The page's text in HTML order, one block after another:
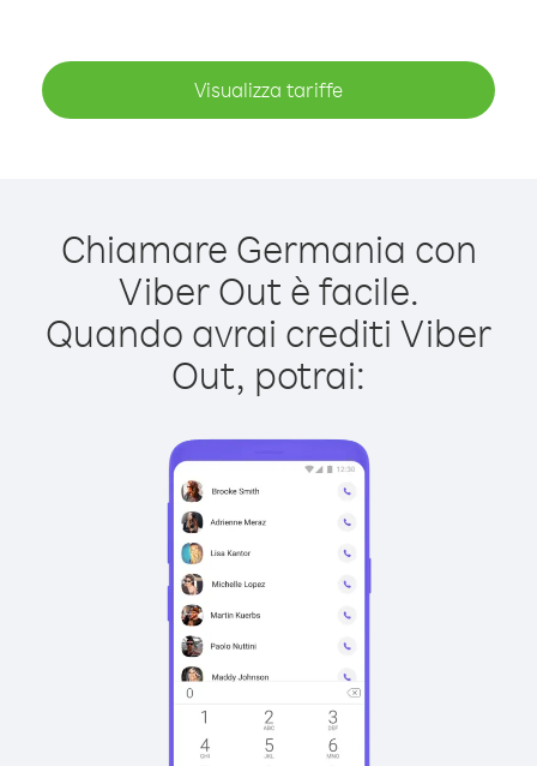
Visualizza tariffe
Chiamare Germania con
Viber Out è facile.
Quando avrai crediti Viber
Out, potrai: